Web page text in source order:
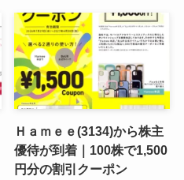
Ｈａｍｅｅ(3134)から株主
優待が到着｜100株で1,500
円分の割引クーポン